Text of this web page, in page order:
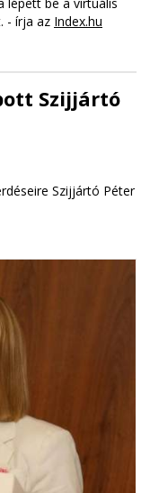
- írja az Index.hu
Szijjártó
Szijjártó Péter